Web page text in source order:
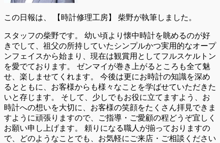
この日報は、 【時計修理工房】 柴野が執筆しました。
スタッフの柴野です。 幼い頃より懐中時計を眺めるのが好
きでして、祖父の所持していたシンプルかつ実用的なオープ
ンフェイスから始まり、現在は観賞用としてフルスケルトン
を愛でております。 ゼンマイが巻き上がるところも全て魅
せ、楽しませてくれます。 今後は更にお時計の知識を深め
るとともに、お客様からも様々なことを学ばせていただきた
いと存じます。 そして、少しでもお役に立てますよう、お
時計への想いを大切に、お客様の笑顔をたくさん拝見できま
すように頑張りますので、ご指導・ご愛顧の程どうぞ宜しく
お願い申し上げます。 頼りになる職人が揃っておりますの
で、どのようなことでも、お気軽にご来店・ご相談ください